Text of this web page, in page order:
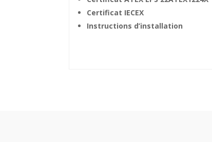
Certificat IECEX
Instructions d’installation